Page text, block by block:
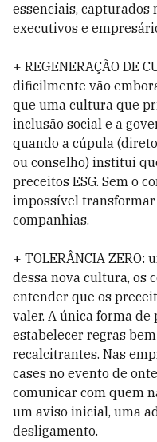
essenciais, capturados
executivos e
+ REGENERAÇÃO DE
dificilmente vão
que uma cultura que
inclusão social e a
quando a cúpula
ou conselho) institui
preceitos ESG. Sem o
impossível
companhias.
+ TOLERÂNCIA ZERO:
dessa nova cultura, os
entender que os
valer. A única forma de
estabelecer regras
recalcitrantes. Nas
cases no evento de
comunicar com quem
um aviso inicial, uma
desligamento.